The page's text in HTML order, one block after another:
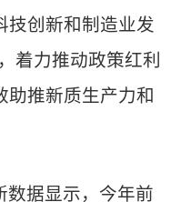
技创新和制造业发
着力推动政策红利
助推新质生产力和
数据显示，今年前